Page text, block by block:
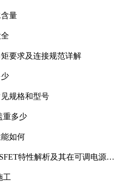
量
要求及连接规范详解
规格和型号
重多少
如何
特性解析及其在可调电源设
工